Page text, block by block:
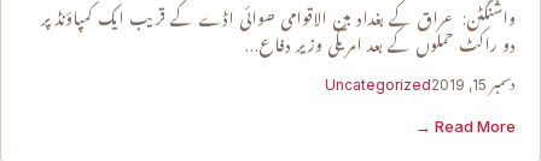
واشنگٹن: عراق کے بغداد بین الاقوامی ھوائی اڈے کے قریب ایک کمپاؤنڈ پر
دو راکٹ حملوں کے بعد امریکی وزیر دفاع…
دسمبر 15, 2019 Uncategorized
Read More →